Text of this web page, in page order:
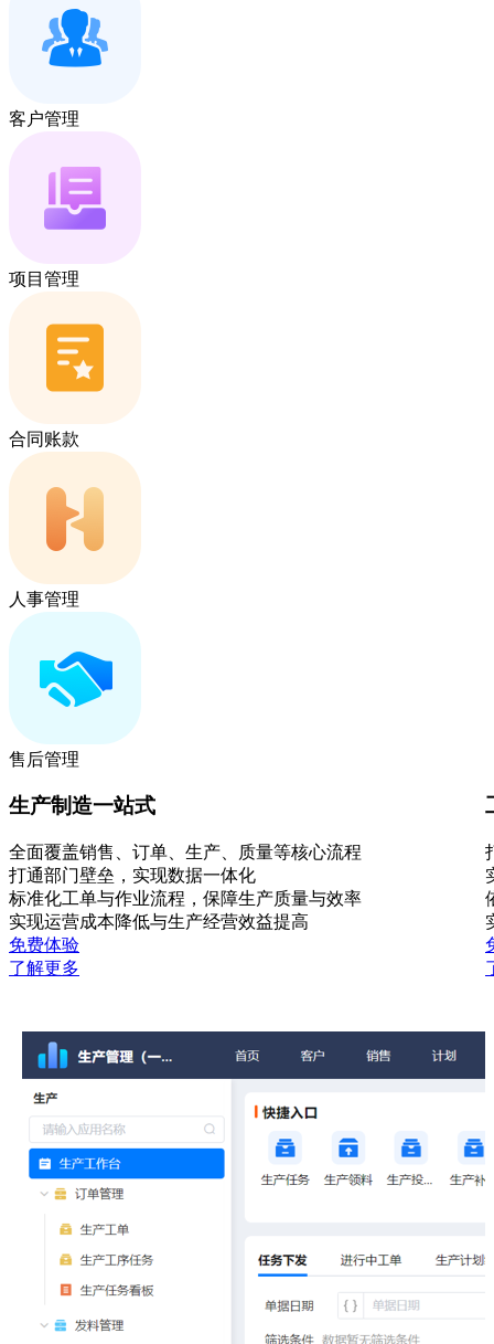
客户管理
项目管理
合同账款
人事管理
售后管理
生产制造一站式
全面覆盖销售、订单、生产、质量等核心流程
打通部门壁垒，实现数据一体化
标准化工单与作业流程，保障生产质量与效率
实现运营成本降低与生产经营效益提高
免费体验
了解更多